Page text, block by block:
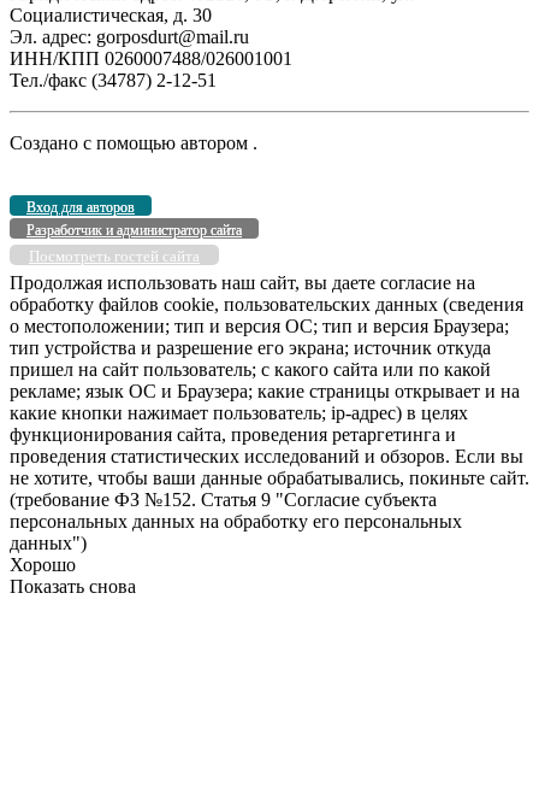
Социалистическая, д. 30
Эл. адрес: gorposdurt@mail.ru
ИНН/КПП 0260007488/026001001
Тел./факс (34787) 2-12-51
Создано с помощью автором .
Вход для авторов
Разработчик и администратор сайта
Посмотреть гостей сайта
Продолжая использовать наш сайт, вы даете согласие на
обработку файлов cookie, пользовательских данных (сведения
о местоположении; тип и версия ОС; тип и версия Браузера;
тип устройства и разрешение его экрана; источник откуда
пришел на сайт пользователь; с какого сайта или по какой
рекламе; язык ОС и Браузера; какие страницы открывает и на
какие кнопки нажимает пользователь; ip-адрес) в целях
функционирования сайта, проведения ретаргетинга и
проведения статистических исследований и обзоров. Если вы
не хотите, чтобы ваши данные обрабатывались, покиньте сайт.
(требование ФЗ №152. Статья 9 "Согласие субъекта
персональных данных на обработку его персональных
данных")
Хорошо
Показать снова